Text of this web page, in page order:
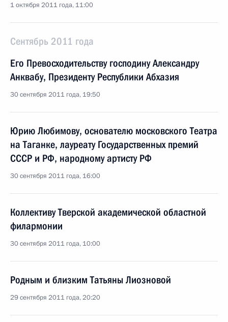
1 октября 2011 года, 11:00
Сентябрь 2011 года
Его Превосходительству господину Александру
Анквабу, Президенту Республики Абхазия
30 сентября 2011 года, 19:50
Юрию Любимову, основателю московского Театра
на Таганке, лауреату Государственных премий
СССР и РФ, народному артисту РФ
30 сентября 2011 года, 16:00
Коллективу Тверской академической областной
филармонии
30 сентября 2011 года, 10:00
Родным и близким Татьяны Лиозновой
29 сентября 2011 года, 20:20